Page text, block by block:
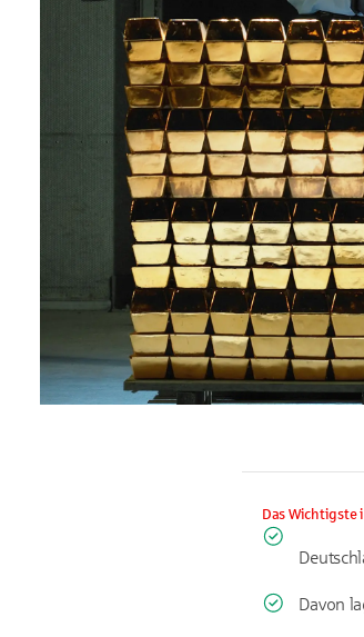
Das Wichtigste
Davon